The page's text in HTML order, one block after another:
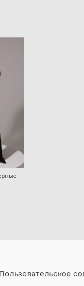
Пользовательское